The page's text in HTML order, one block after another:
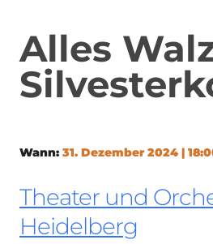
Alles
Wann: 31. Dezember 2024 |
Theater und
Heidelberg